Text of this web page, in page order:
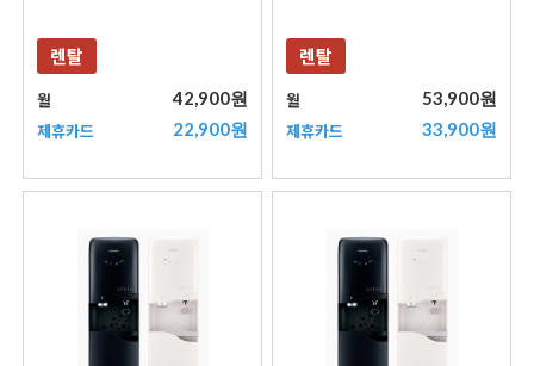
렌탈
월 42,900원
제휴카드 22,900원
렌탈
월 53,900원
제휴카드 33,900원